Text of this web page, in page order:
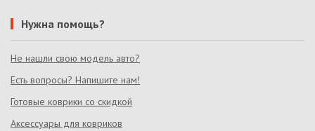
Нужна помощь?
Не нашли свою модель авто?
Есть вопросы? Напишите нам!
Готовые коврики со скидкой
Аксессуары для ковриков